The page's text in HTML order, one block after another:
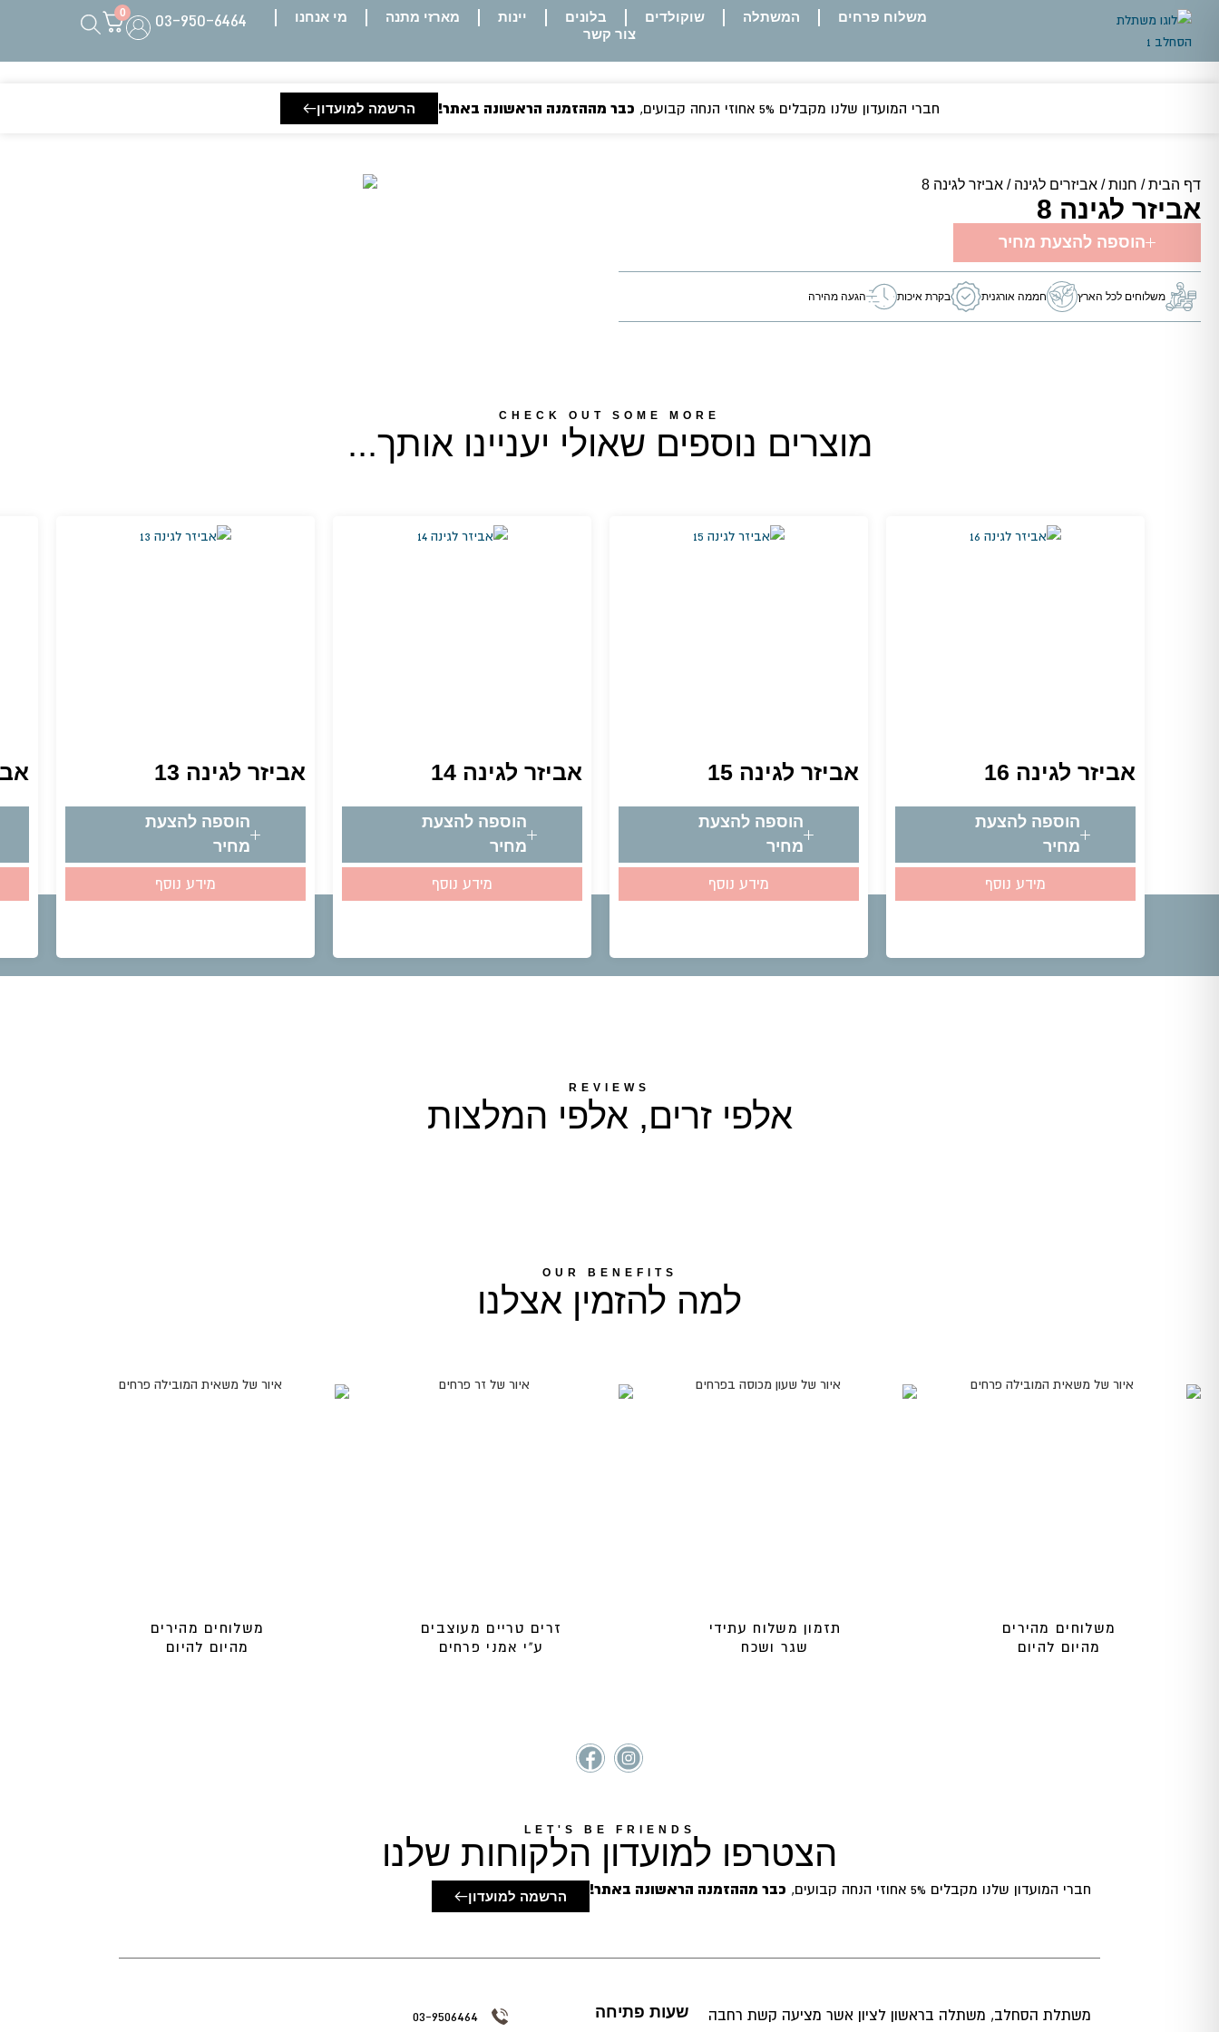
משלוח פרחים המשתלה שוקולדים בלונים יינות מארזי מתנה
מי אנחנו
צור קשר
03-950-6464
0
חברי המועדון שלנו מקבלים 5% אחוזי הנחה קבועים, כבר מההזמנה הראשונה באתר! הרשמה למועדון
דף הבית/ חנות/ אביזרים לגינה / אביזר לגינה 8
אביזר לגינה 8
הוספה להצעת מחיר
משלוחים לכל הארץ חממה אורגנית בקרת איכות הגעה מהירה
CHECK OUT SOME MORE
מוצרים נוספים שאולי יעניינו אותך...
אביזר לגינה 16
הוספה להצעת
מחיר
מידע נוסף
אביזר לגינה 15
הוספה להצעת
מחיר
מידע נוסף
אביזר לגינה 14
הוספה להצעת
מחיר
מידע נוסף
אביזר לגינה 13
הוספה להצעת
מחיר
מידע נוסף
REVIEWS
אלפי זרים, אלפי המלצות​
OUR BENEFITS
למה להזמין אצלנו
משלוחים מהירים
מהיום להיום
תזמון משלוח עתידי
שגר ושכח
זרים טריים מעוצבים
ע"י אמני פרחים
משלוחים מהירים
מהיום להיום
LET'S BE FRIENDS
הצטרפו למועדון הלקוחות שלנו
חברי המועדון שלנו מקבלים 5% אחוזי הנחה קבועים, כבר מההזמנה הראשונה באתר! הרשמה למועדון
משתלת הסחלב, משתלה בראשון לציון אשר מציעה קשת רחבה
שעות פתיחה 03-9506464